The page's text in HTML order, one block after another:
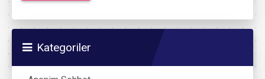
Kategoriler